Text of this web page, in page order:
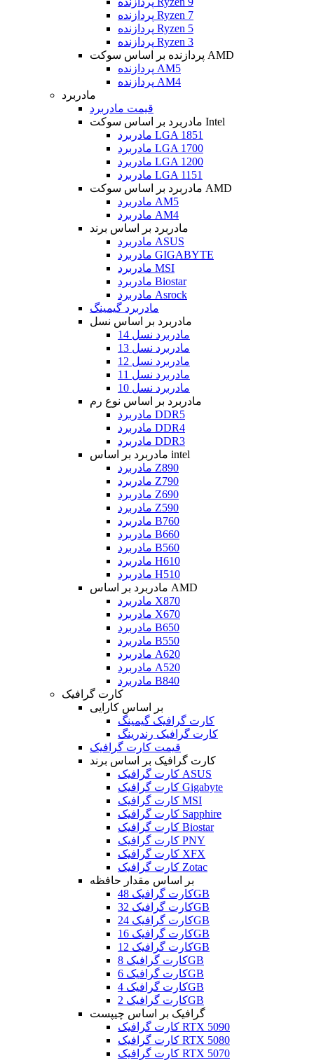
پردازنده Ryzen 7
پردازنده Ryzen 5
پردازنده Ryzen 3
پردازنده بر اساس سوکت AMD
پردازنده AM5
پردازنده AM4
مادربرد
قیمت مادربرد
مادربرد بر اساس سوکت Intel
مادربرد LGA 1851
مادربرد LGA 1700
مادربرد LGA 1200
مادربرد LGA 1151
مادربرد بر اساس سوکت AMD
مادربرد AM5
مادربرد AM4
مادربرد بر اساس برند
مادربرد ASUS
مادربرد GIGABYTE
مادربرد MSI
مادربرد Biostar
مادربرد Asrock
مادربرد گیمینگ
مادربرد بر اساس نسل
مادربرد نسل 14
مادربرد نسل 13
مادربرد نسل 12
مادربرد نسل 11
مادربرد نسل 10
مادربرد بر اساس نوع رم
مادربرد DDR5
مادربرد DDR4
مادربرد DDR3
مادربرد بر اساس intel
مادربرد Z890
مادربرد Z790
مادربرد Z690
مادربرد Z590
مادربرد B760
مادربرد B660
مادربرد B560
مادربرد H610
مادربرد H510
مادربرد بر اساس AMD
مادربرد X870
مادربرد X670
مادربرد B650
مادربرد B550
مادربرد A620
مادربرد A520
مادربرد B840
کارت گرافیک
بر اساس کارایی
کارت گرافیک گیمینگ
کارت گرافیک رندرینگ
قیمت کارت گرافیک
کارت گرافیک بر اساس برند
کارت گرافیک ASUS
کارت گرافیک Gigabyte
کارت گرافیک MSI
کارت گرافیک Sapphire
کارت گرافیک Biostar
کارت گرافیک PNY
کارت گرافیک XFX
کارت گرافیک Zotac
بر اساس مقدار حافظه
کارت گرافیک 48GB
کارت گرافیک 32GB
کارت گرافیک 24GB
کارت گرافیک 16GB
کارت گرافیک 12GB
کارت گرافیک 8GB
کارت گرافیک 6GB
کارت گرافیک 4GB
کارت گرافیک 2GB
گرافیک بر اساس چیپست
کارت گرافیک RTX 5090
کارت گرافیک RTX 5080
کارت گرافیک RTX 5070